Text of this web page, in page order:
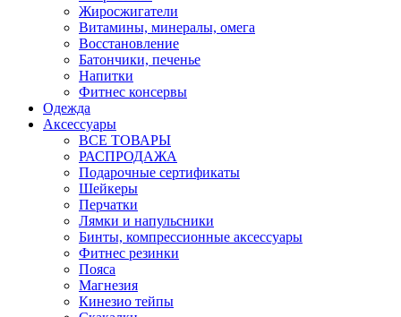
Жиросжигатели
Витамины, минералы, омега
Восстановление
Батончики, печенье
Напитки
Фитнес консервы
Одежда
Аксессуары
ВСЕ ТОВАРЫ
РАСПРОДАЖА
Подарочные сертификаты
Шейкеры
Перчатки
Лямки и напульсники
Бинты, компрессионные аксессуары
Фитнес резинки
Пояса
Магнезия
Кинезио тейпы